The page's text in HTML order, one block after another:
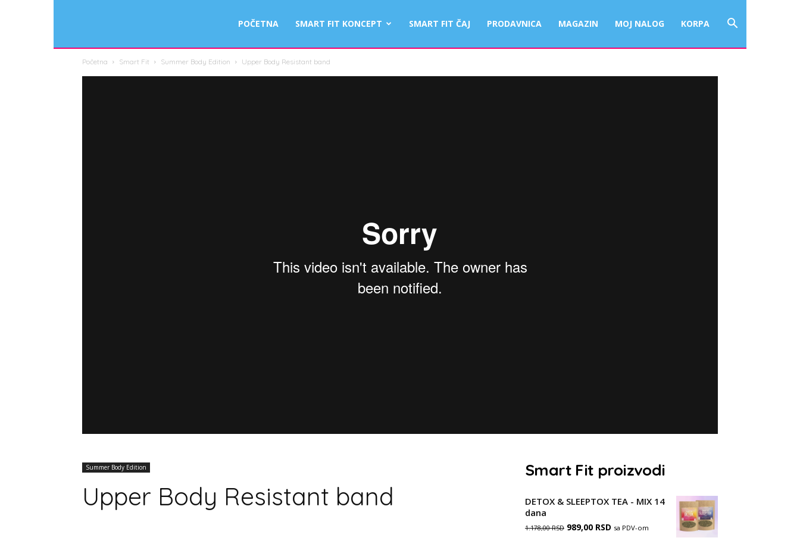
POČETNA SMART FIT KONCEPT SMART FIT ČAJ PRODAVNICA MAGAZIN MOJ NALOG KORPA
Početna Smart Fit Summer Body Edition Upper Body Resistant band
Summer Body Edition
Upper Body Resistant band
Smart Fit proizvodi
DETOX & SLEEPTOX TEA - MIX 14
dana
1.178,00RSD Оригинална
989,00 RSD Тренутна
sa PDV-om